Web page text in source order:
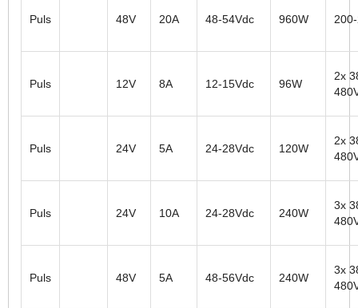
Puls 48V 20A 48-54Vdc 960W
Puls 12V 8A 12-15Vdc 96W
2x
Puls 24V 5A 24-28Vdc 120W
2x
Puls 24V 10A 24-28Vdc 240W
3x
Puls 48V 5A 48-56Vdc 240W
3x